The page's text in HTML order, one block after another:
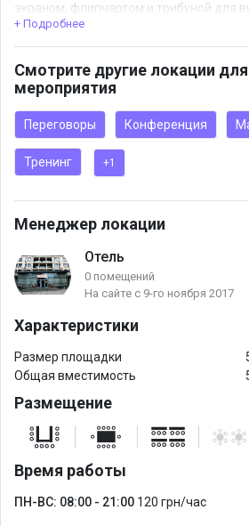
экраном, флипчартом и трибуной для
помещении имеется доступ к сети
удобные стулья позволят всем
чувствовать себя уютно и комфортно
+ Подробнее
Смотрите другие локации
мероприятия
Переговоры Конференция
Тренинг +1
Менеджер локации
Отель
0 помещений
На сайте с 9-го ноября 2017
Характеристики
Размер площадки
Общая вместимость
Размещение
Время работы
ПН-ВС: 08:00 - 21:00 120 грн/час